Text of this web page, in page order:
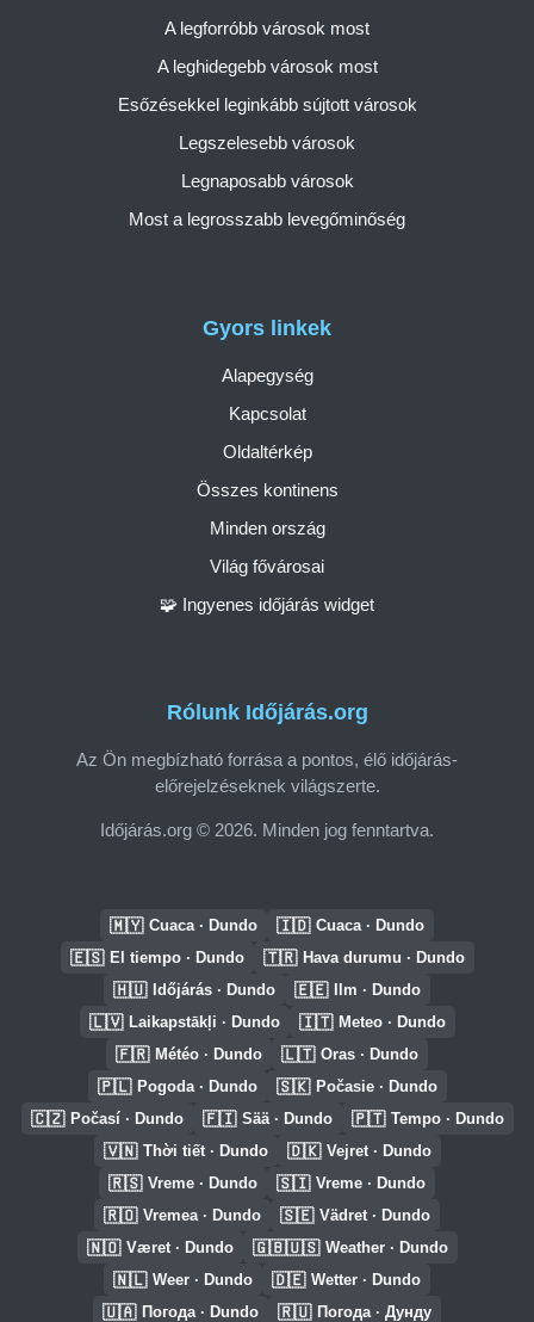
Rólunk Időjárás.org
Az Ön megbízható forrása a pontos, élő időjárás-
előrejelzéseknek világszerte.
Időjárás.org © 2026. Minden jog fenntartva.
Gyors linkek
Alapegység
Kapcsolat
Oldaltérkép
Összes kontinens
Minden ország
Világ fővárosai
🧩 Ingyenes időjárás widget
A legforróbb városok most
A leghidegebb városok most
Esőzésekkel leginkább sújtott városok
Legszelesebb városok
Legnaposabb városok
Most a legrosszabb levegőminőség
🇲🇾 Cuaca · Dundo 🇮🇩 Cuaca · Dundo
🇪🇸 El tiempo · Dundo 🇹🇷 Hava durumu · Dundo
🇭🇺 Időjárás · Dundo 🇪🇪 Ilm · Dundo
🇱🇻 Laikapstākļi · Dundo 🇮🇹 Meteo · Dundo
🇫🇷 Météo · Dundo 🇱🇹 Oras · Dundo
🇵🇱 Pogoda · Dundo 🇸🇰 Počasie · Dundo
🇨🇿 Počasí · Dundo 🇫🇮 Sää · Dundo 🇵🇹 Tempo · Dundo
🇻🇳 Thời tiết · Dundo 🇩🇰 Vejret · Dundo
🇷🇸 Vreme · Dundo 🇸🇮 Vreme · Dundo
🇷🇴 Vremea · Dundo 🇸🇪 Vädret · Dundo
🇳🇴 Været · Dundo 🇬🇧🇺🇸 Weather · Dundo
🇳🇱 Weer · Dundo 🇩🇪 Wetter · Dundo
🇺🇦 Погода · Dundo 🇷🇺 Погода · Дунду